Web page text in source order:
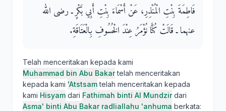
فَاطِمَةَ بِنْتِ الْمُنْذِرِ، عَنْ أَسْمَاءَ بِنْتِ أَبِي بَكْرٍ ـ رضى الله
عنهما ـ قَالَتْ كُنَّا نُؤْمَرُ عِنْدَ الْخُسُوفِ بِالْعَتَاقَةِ‏.‏
Telah menceritakan kepada kami
Muhammad bin Abu Bakartelah menceritakan
kepada kami 'Atstsamtelah menceritakan kepada
kami Hisyam dari Fathimah binti Al Mundzirdari
Asma' binti Abu Bakar radliallahu 'anhuma berkata: